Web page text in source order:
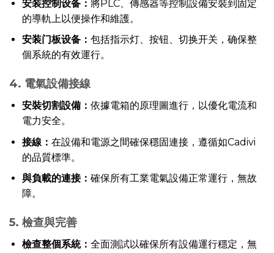
安装控制设备： 將PLC、傳感器等控制設備安裝到固定
的導軌上以便操作和維護。
安装门板设备： 包括指示灯、按钮、切换开关，确保整
個系統的有效運行。
4. 電氣設備接線
安裝切割設備： 依據電箱的原理圖進行，以優化電流和
電力安全。
接線： 在設備和電源之間確保穩固連接，遵循如Cadivi
的品質標準。
與負載的連接： 確保所有工業電氣設備正常運行，無故
障。
5. 檢查與完善
檢查整個系統： 全面測試以確保所有設備運行穩定，無